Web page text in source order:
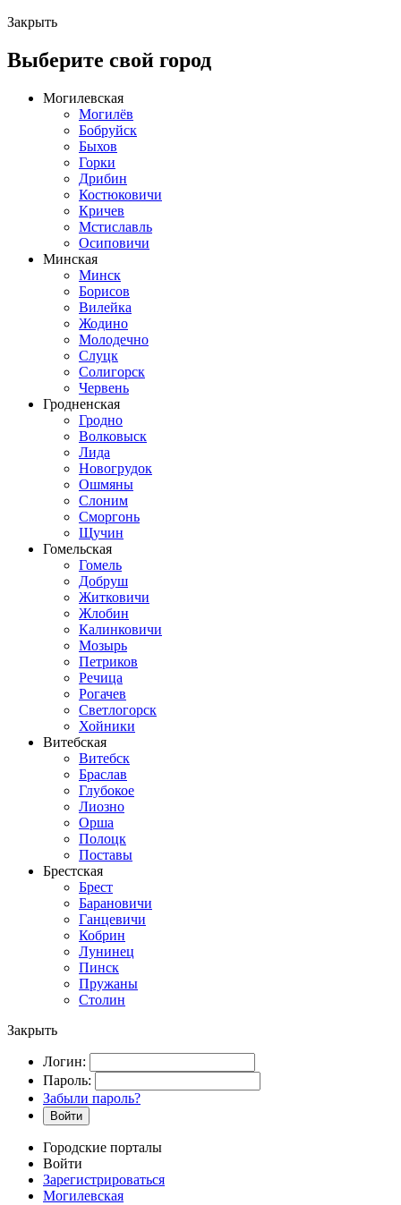
Закрыть
Выберите свой город
Могилевская
Могилёв
Бобруйск
Быхов
Горки
Дрибин
Костюковичи
Кричев
Мстиславль
Осиповичи
Минская
Минск
Борисов
Вилейка
Жодино
Молодечно
Слуцк
Солигорск
Червень
Гродненская
Гродно
Волковыск
Лида
Новогрудок
Ошмяны
Слоним
Сморгонь
Щучин
Гомельская
Гомель
Добруш
Житковичи
Жлобин
Калинковичи
Мозырь
Петриков
Речица
Рогачев
Светлогорск
Хойники
Витебская
Витебск
Браслав
Глубокое
Лиозно
Орша
Полоцк
Поставы
Брестская
Брест
Барановичи
Ганцевичи
Кобрин
Лунинец
Пинск
Пружаны
Столин
Закрыть
Логин:
Пароль:
Забыли пароль?
Войти
Городские порталы
Войти
Зарегистрироваться
Могилевская